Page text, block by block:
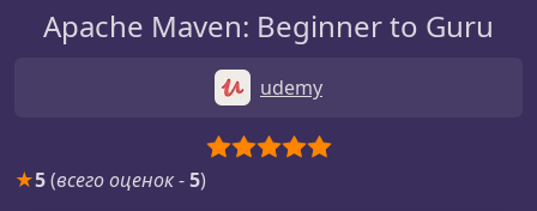
Apache Maven: Beginner to Guru
udemy
★5(всего оценок-5)